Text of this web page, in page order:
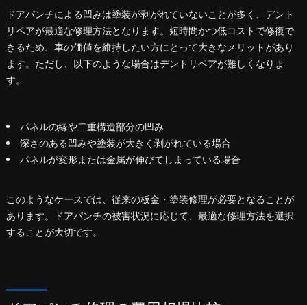
ドアパンチによる凹みは塗装が剥がれていないことが多く、デント
リペアが最適な修理方法となります。短時間かつ低コストで修復で
きるため、車の価値を維持したい方にとって大きなメリットがあり
ます。ただし、以下のような場合はデントリペアが難しくなりま
す。
パネルの縁や二重構造部分の凹み
深さのある凹みや塗装が大きく剥がれている場合
パネルが変形または金属が伸びてしまっている場合
このようなケースでは、従来の板金・塗装修理が必要となることが
あります。ドアパンチの被害状況に応じて、最適な修理方法を選択
することが大切です。